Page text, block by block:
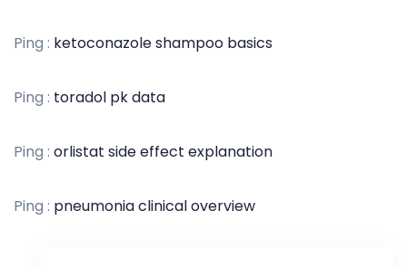
’
a
t
i
Ping : ketoconazole shampoo basics
Ping : toradol pk data
Ping : orlistat side effect explanation
Ping : pneumonia clinical overview